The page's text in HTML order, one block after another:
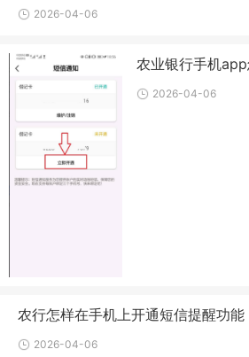
2026-04-06
农业银行手机
2026-04-06
农行怎样在手机上开通短信提醒功能
2026-04-06